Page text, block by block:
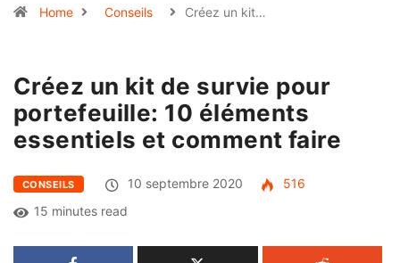
Home Conseils Créez un kit…
Créez un kit de survie pour
portefeuille: 10 éléments
essentiels et comment faire
CONSEILS 10 septembre 2020
516
15 minutes read